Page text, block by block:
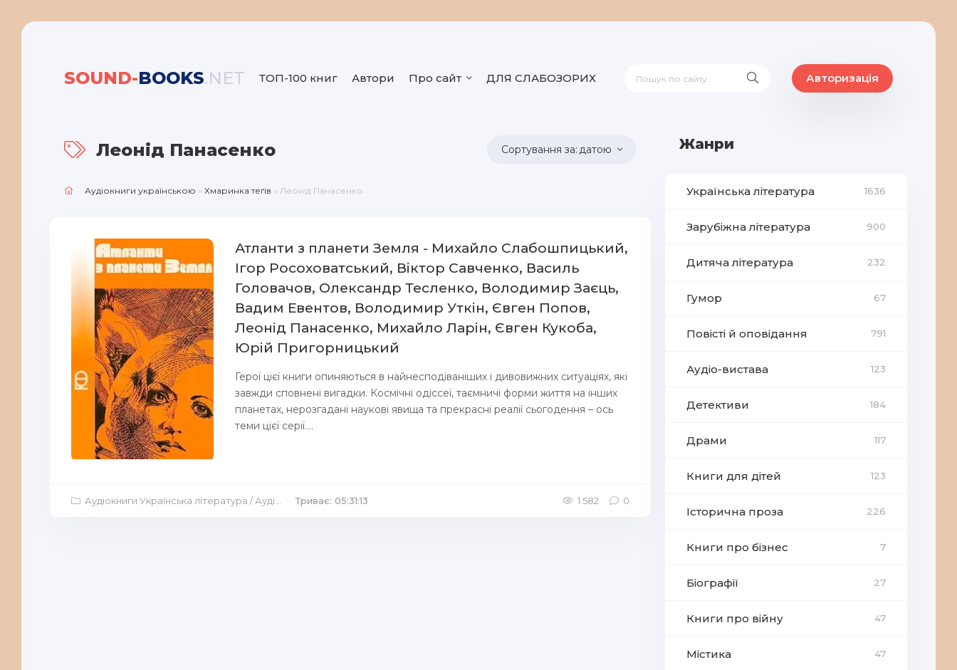
SOUND-BOOKS.NET ТОП-100 книг Автори Про сайт ДЛЯ СЛАБОЗОРИХ Авторизація
Леонід Панасенко датою
Аудіокниги українською » Хмаринка теґів » Леонід Панасенко
Атланти з планети Земля - Михайло Слабошпицький,
Ігор Росоховатський, Віктор Савченко, Василь
Головачов, Олександр Тесленко, Володимир Заєць,
Вадим Евентов, Володимир Уткін, Євген Попов,
Леонід Панасенко, Михайло Ларін, Євген Кукоба,
Юрій Пригорницький
Герої цієї книги опиняються в найнесподіваніших і дивовижних ситуаціях, які
завжди сповнені вигадки. Космічні одіссеї, таємничі форми життя на інших
планетах, нерозгадані наукові явища та прекрасні реалії сьогодення – ось
теми цієї серії....
Аудіокниги Українська література /Аудіокниги Повісті й оповідання Триває: 05:31:13 1 582 0
Жанри
Українська література 1636
Зарубіжна література 900
Дитяча література 232
Гумор 67
Повісті й оповідання 791
Аудіо-вистава 123
Детективи 184
Драми 117
Книги для дітей 123
Історична проза 226
Книги про бізнес 7
Біографії 27
Книги про війну 47
Містика 47